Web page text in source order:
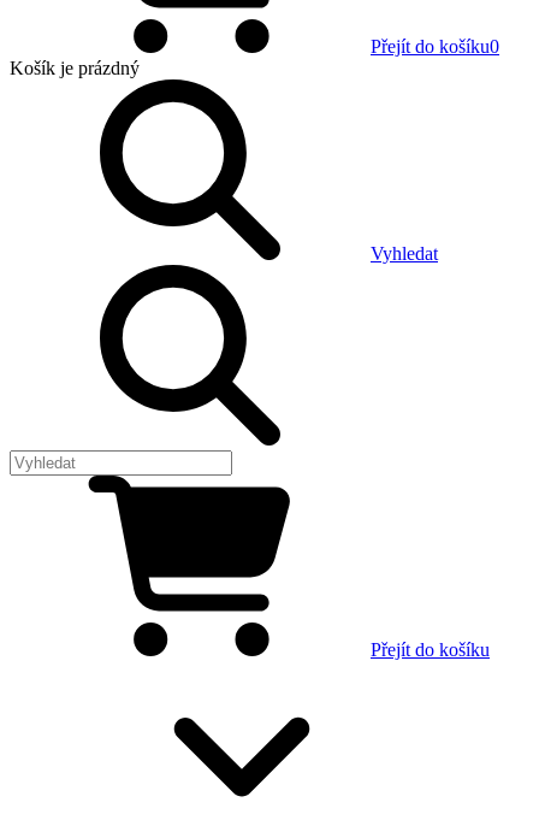
Přejít do košíku0
Košík je prázdný
Vyhledat
Přejít do košíku